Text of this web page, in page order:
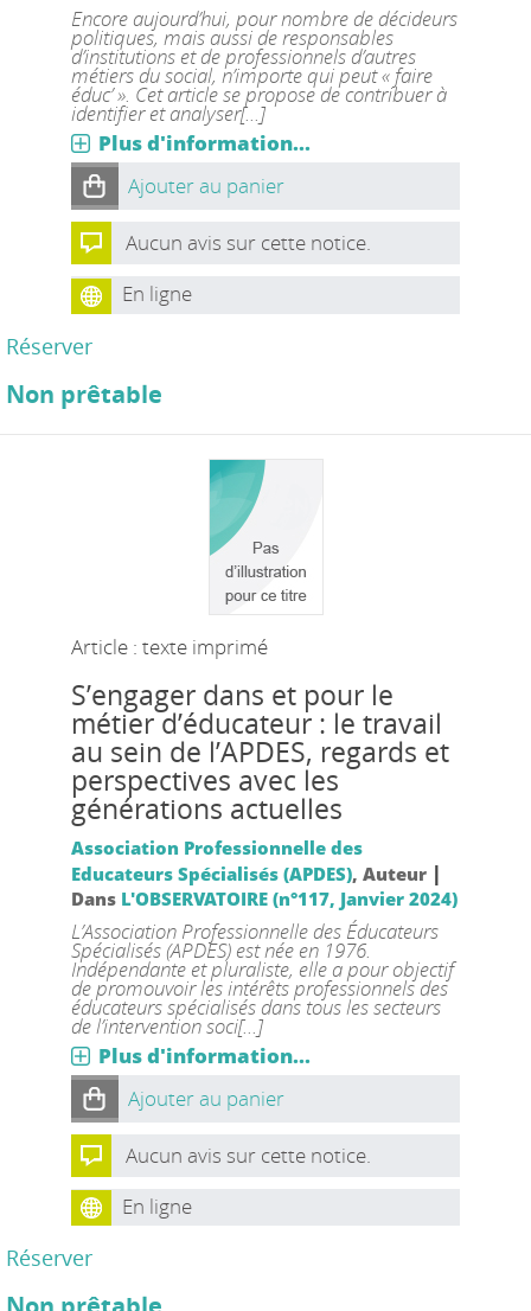
Encore aujourd’hui, pour nombre de décideurs
politiques, mais aussi de responsables
d’institutions et de professionnels d’autres
métiers du social, n’importe qui peut « faire
éduc’ ». Cet article se propose de contribuer à
identifier et analyser[...]
Plus d'information...
Ajouter au panier
Aucun avis sur cette notice.
En ligne
Réserver
Non prêtable
Article : texte imprimé
S’engager dans et pour le
métier d’éducateur : le travail
au sein de l’APDES, regards et
perspectives avec les
générations actuelles
Association Professionnelle des
Educateurs Spécialisés (APDES), Auteur |
Dans L'OBSERVATOIRE (n°117, Janvier 2024)
L’Association Professionnelle des Éducateurs
Spécialisés (APDES) est née en 1976.
Indépendante et pluraliste, elle a pour objectif
de promouvoir les intérêts professionnels des
éducateurs spécialisés dans tous les secteurs
de l’intervention soci[...]
Plus d'information...
Ajouter au panier
Aucun avis sur cette notice.
En ligne
Réserver